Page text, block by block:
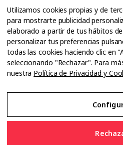
Ópticos
Cuadernos
Guías
Dossier
Anuarios
Ofertas de empleo
Utilizamos cookies propias y de
para mostrarte publicidad
elaborado a partir de tus hábitos
personalizar tus preferencias
todas las cookies haciendo clic en
seleccionando "Rechazar". Para
nuestra Política de Privacidad y
Aviso